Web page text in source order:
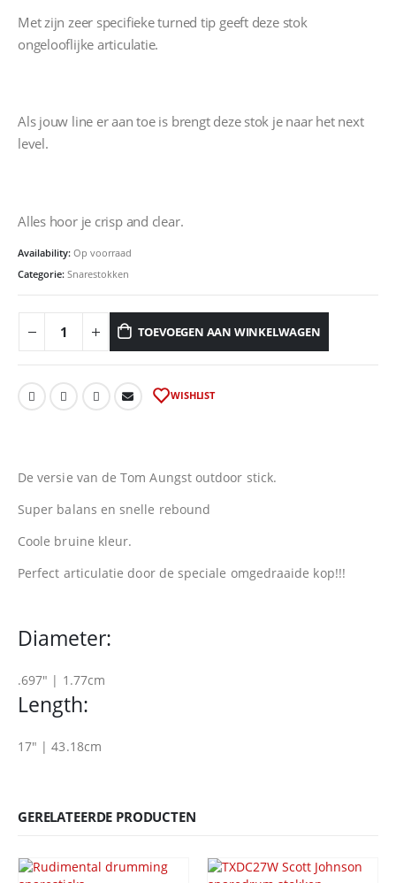
Met zijn zeer specifieke turned tip geeft deze stok
ongelooflijke articulatie.
Als jouw line er aan toe is brengt deze stok je naar het next
level.
Alles hoor je crisp and clear.
Availability: Op voorraad
Categorie: Snarestokken
TOEVOEGEN AAN WINKELWAGEN
WISHLIST
De versie van de Tom Aungst outdoor stick.
Super balans en snelle rebound
Coole bruine kleur.
Perfect articulatie door de speciale omgedraaide kop!!!
Diameter:
.697″ | 1.77cm
Length:
17″ | 43.18cm
GERELATEERDE PRODUCTEN